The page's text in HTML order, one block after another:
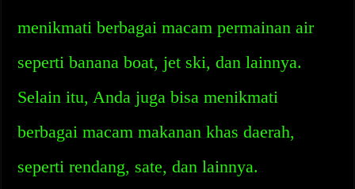
menikmati berbagai macam permainan air
seperti banana boat, jet ski, dan lainnya.
Selain itu, Anda juga bisa menikmati
berbagai macam makanan khas daerah,
seperti rendang, sate, dan lainnya.